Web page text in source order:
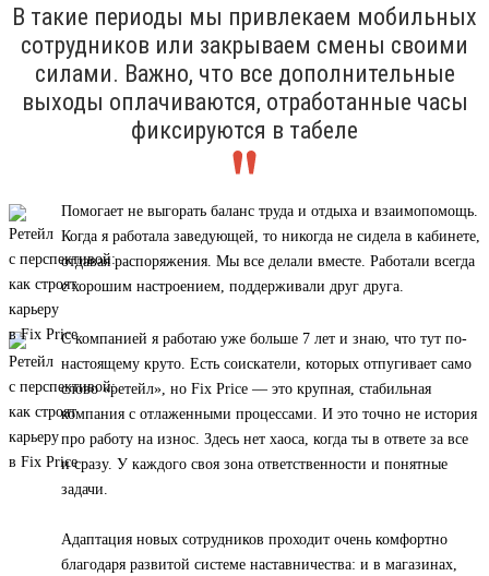
В такие периоды мы привлекаем мобильных
сотрудников или закрываем смены своими
силами. Важно, что все дополнительные
выходы оплачиваются, отработанные часы
фиксируются в табеле
Помогает не выгорать баланс труда и отдыха и взаимопомощь.
Когда я работала заведующей, то никогда не сидела в кабинете,
отдавая распоряжения. Мы все делали вместе. Работали всегда
с хорошим настроением, поддерживали друг друга.
С компанией я работаю уже больше 7 лет и знаю, что тут по-
настоящему круто. Есть соискатели, которых отпугивает само
слово «ретейл», но Fix Price — это крупная, стабильная
компания с отлаженными процессами. И это точно не история
про работу на износ. Здесь нет хаоса, когда ты в ответе за все
и сразу. У каждого своя зона ответственности и понятные
задачи.
Адаптация новых сотрудников проходит очень комфортно
благодаря развитой системе наставничества: и в магазинах,